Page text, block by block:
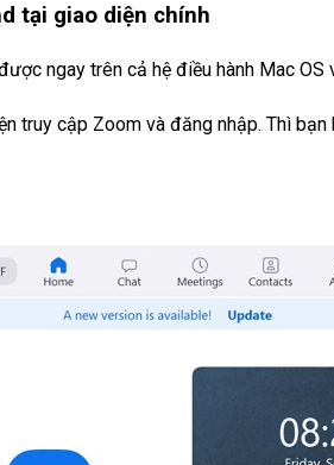
tại giao diện chính
ngay trên cả hệ điều hành Mac OS
truy cập Zoom và đăng nhập. Thì